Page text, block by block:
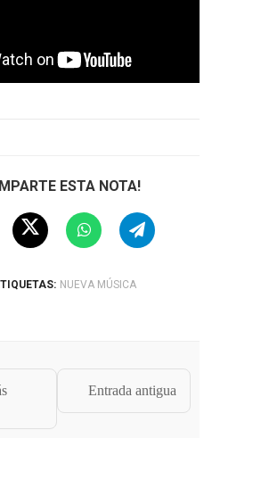
ESTA NOTA!
NUEVA MÚSICA
Entrada antigua